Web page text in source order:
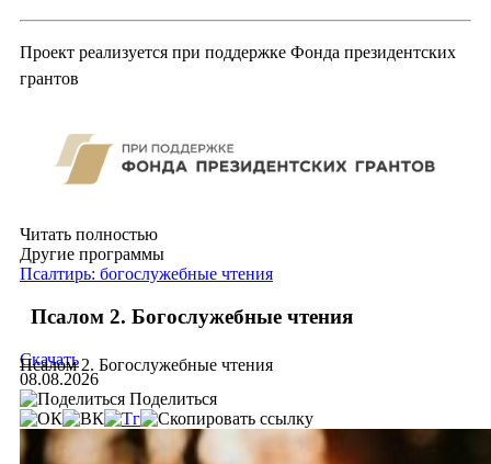
Проект реализуется при поддержке Фонда президентских
грантов
Читать полностью
Другие программы
Псалтирь: богослужебные чтения
Псалом 2. Богослужебные чтения
Псалом 2. Богослужебные чтения
Скачать
08.08.2026
Поделиться